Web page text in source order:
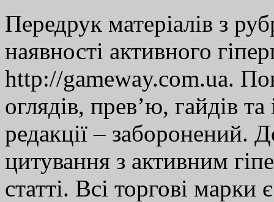
Передрук матеріалів з
наявності активного
http://gameway.com.ua.
оглядів, прев’ю, гайдів
редакції – заборонений.
цитування з активним
статті. Всі торгові марки